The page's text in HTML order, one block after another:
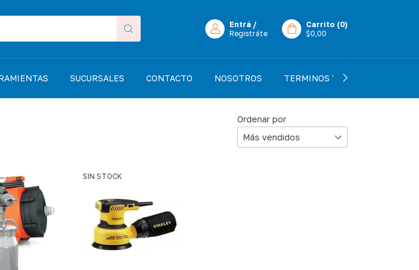
Entrá /
Registráte
Carrito (0)
$0,00
SUCURSALES CONTACTO NOSOTROS TERMINOS Y CONDICIONES
Ordenar por
SIN STOCK